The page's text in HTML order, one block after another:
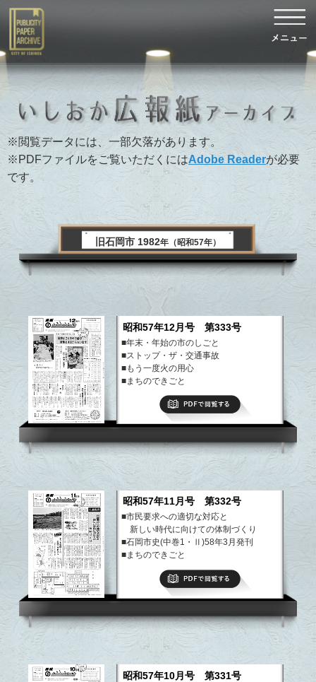
※閲覧データには、一部欠落があります。
※PDFファイルをご覧いただくにはAdobe Readerが必要
です。
旧石岡市 1982年（昭和57年）
昭和57年12月号 第333号
■年末・年始の市のしごと
■ストップ・ザ・交通事故
■もう一度火の用心
■まちのできごと
■市史編さんだより
PDFで閲覧する
昭和57年11月号 第332号
■市民要求への適切な対応と
新しい時代に向けての体制づくり
■石岡市史(中巻1・Ⅱ)58年3月発刊
■まちのできごと
■文芸いしおか
昭和57年10月号 第331号